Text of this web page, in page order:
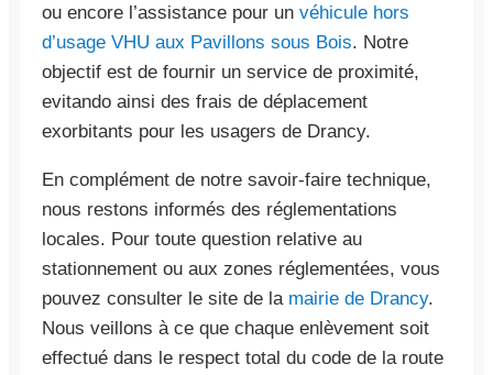
ou encore l’assistance pour un véhicule hors
d’usage VHU aux Pavillons sous Bois. Notre
objectif est de fournir un service de proximité,
evitando ainsi des frais de déplacement
exorbitants pour les usagers de Drancy.
En complément de notre savoir-faire technique,
nous restons informés des réglementations
locales. Pour toute question relative au
stationnement ou aux zones réglementées, vous
pouvez consulter le site de la mairie de Drancy.
Nous veillons à ce que chaque enlèvement soit
effectué dans le respect total du code de la route